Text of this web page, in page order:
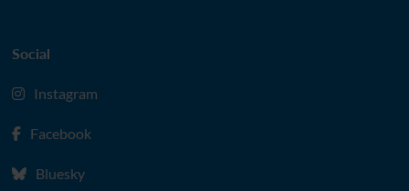
Social
Instagram
Facebook
Bluesky